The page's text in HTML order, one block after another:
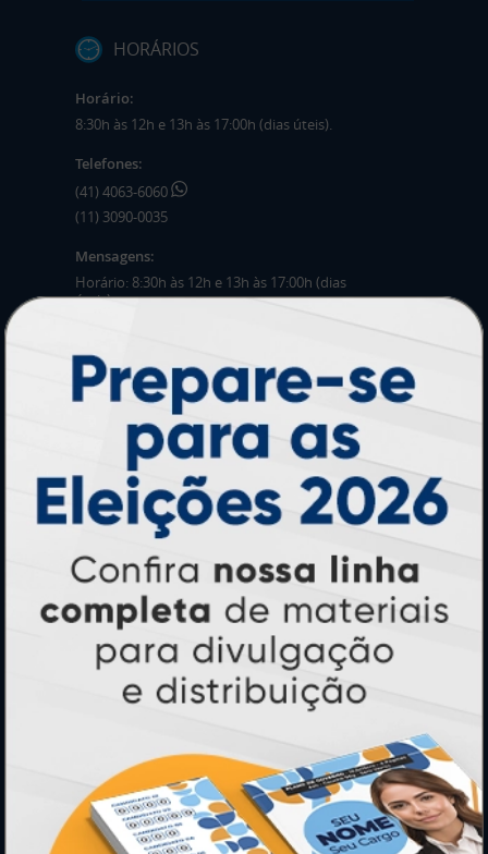
HORÁRIOS
Horário:
8:30h às 12h e 13h às 17:00h (dias úteis).
Telefones:
(41) 4063-6060
(11) 3090-0035
Mensagens:
Horário: 8:30h às 12h e 13h às 17:00h (dias
úteis).
PRODUTOS
Adesivos
Pastas
Cartão de Visita
Folder, Flyer e Panfleto
Calendários 2027
PAGUE COM